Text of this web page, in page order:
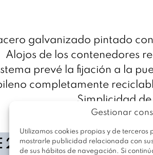
Gestionar
Utilizamos cookies propias y de terceros
mostrarle publicidad relacionada con
de sus hábitos de navegación. Si
galvanizado pintado
Alojos de los contenedores
prevé la fijación a la
completamente
Simplicidad de
Fácil de
24
Contenedor